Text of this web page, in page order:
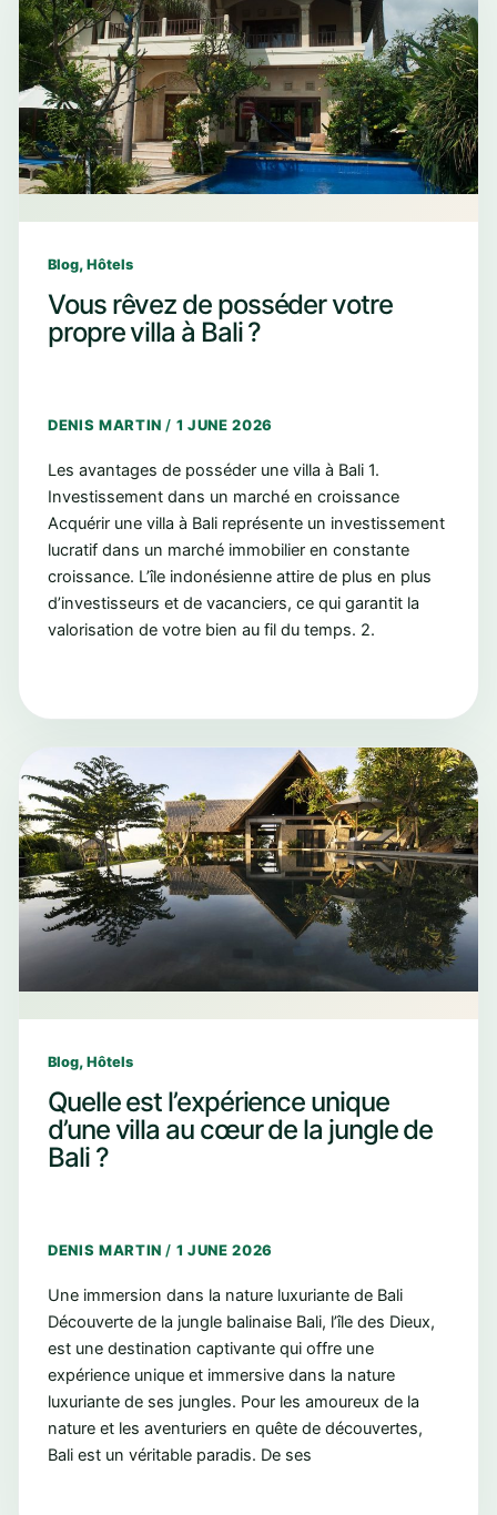
Blog, Hôtels
Vous rêvez de posséder votre
propre villa à Bali ?
DENIS MARTIN / 1 JUNE 2026
Les avantages de posséder une villa à Bali 1.
Investissement dans un marché en croissance
Acquérir une villa à Bali représente un investissement
lucratif dans un marché immobilier en constante
croissance. L’île indonésienne attire de plus en plus
d’investisseurs et de vacanciers, ce qui garantit la
valorisation de votre bien au fil du temps. 2.
Blog, Hôtels
Quelle est l’expérience unique
d’une villa au cœur de la jungle de
Bali ?
DENIS MARTIN / 1 JUNE 2026
Une immersion dans la nature luxuriante de Bali
Découverte de la jungle balinaise Bali, l’île des Dieux,
est une destination captivante qui offre une
expérience unique et immersive dans la nature
luxuriante de ses jungles. Pour les amoureux de la
nature et les aventuriers en quête de découvertes,
Bali est un véritable paradis. De ses